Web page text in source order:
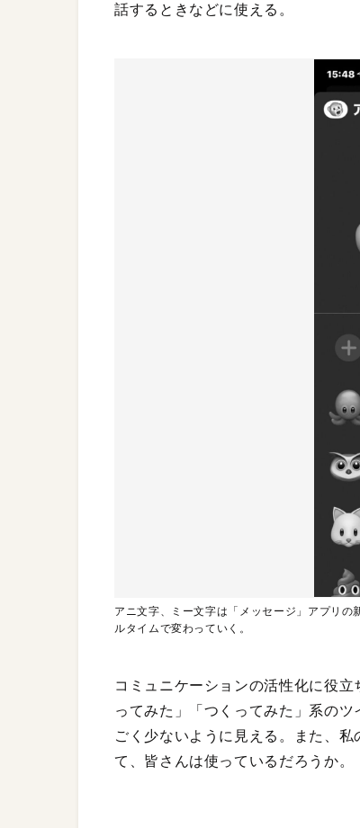
話するときなどに使える。
アニ文字、ミー文字は「メッセージ」アプリ
ルタイムで変わっていく。
コミュニケーションの活性化に役
ってみた」「つくってみた」系の
ごく少ないように見える。また、
て、皆さんは使っているだろうか。